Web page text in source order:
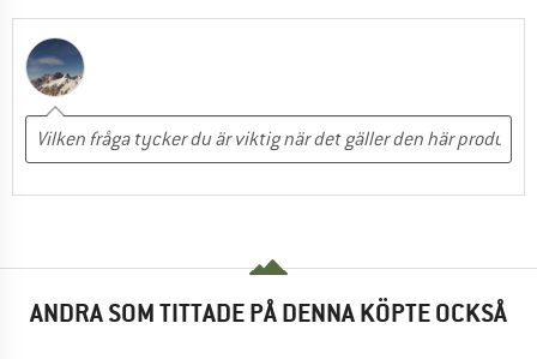
ANDRA SOM TITTADE PÅ DENNA KÖPTE OCKSÅ